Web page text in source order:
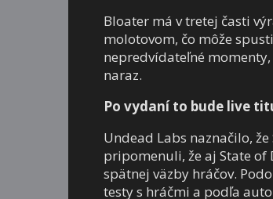
Bloater má v tretej časti
molotovom, čo môže
nepredvídateľné
naraz.
Po vydaní to bude live
Undead Labs naznačilo,
pripomenuli, že aj State of
spätnej väzby hráčov.
testy s hráčmi a podľa